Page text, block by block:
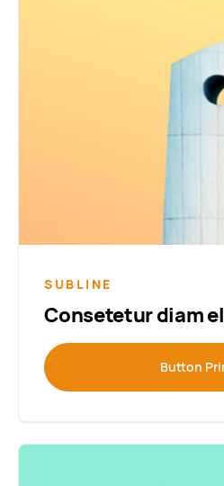
SUBLINE
Consetetur diam
Button